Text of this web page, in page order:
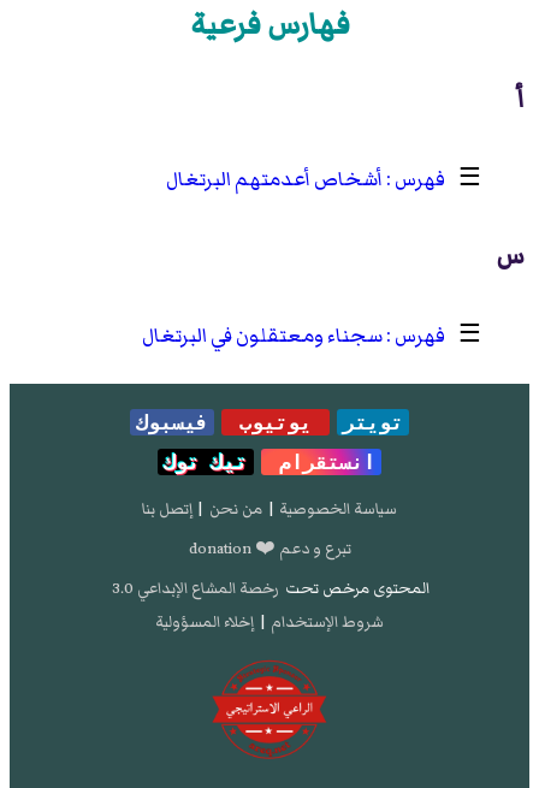
فهارس فرعية
أ
☰ أشخاص أعدمتهم البرتغال
س
☰ سجناء ومعتقلون في البرتغال
تويتر يوتيوب
فيسبوك
انستقرام
تيك توك
سياسة الخصوصية | من نحن | إتصل بنا
تبرع و دعم ❤️ donation
المحتوى مرخص تحت رخصة المشاع الإبداعي 3.0
شروط الإستخدام | إخلاء المسؤولية